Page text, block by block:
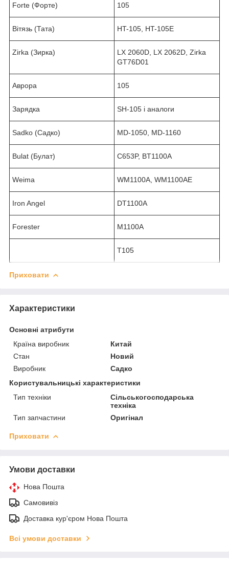
Forte (Форте) 105
Вітязь (Тата) HT-105, HT-105E
Zirka (Зирка)
LX 2060D, LX 2062D, Zirka
GT76D01
Аврора 105
Зарядка SH-105 і аналоги
Sadko (Садко) MD-1050, MD-1160
Bulat (Булат) C653P, BT1100A
Weima WM1100A, WM1100AE
Iron Angel DT1100A
Forester M1100A
T105
Приховати
Характеристики
Основні атрибути
Країна виробник
Китай
Стан
Новий
Виробник
Садко
Користувальницькі характеристики
Тип техніки
Сільськогосподарська
техніка
Тип запчастини
Оригінал
Приховати
Умови доставки
Нова Пошта
Самовивіз
Доставка кур'єром Нова Пошта
Всі умови доставки